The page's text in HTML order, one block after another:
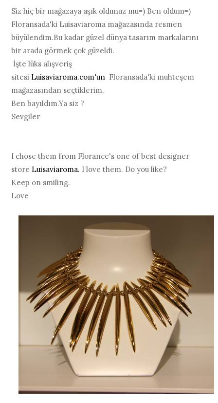
Siz hiç bir mağazaya aşık oldunuz mu=) Ben oldum=)
Floransada'ki Luisaviaroma mağazasında resmen
büyülendim.Bu kadar güzel dünya tasarım markalarını
bir arada görmek çok güzeldi.
İşte lüks alışveriş
sitesi Luisaviaroma.com'un Floransada'ki muhteşem
mağazasından seçtiklerim.
Ben bayıldım.Ya siz ?
Sevgiler
I chose them from Florance's one of best designer
store Luisaviaroma. I love them. Do you like?
Keep on smiling.
Love